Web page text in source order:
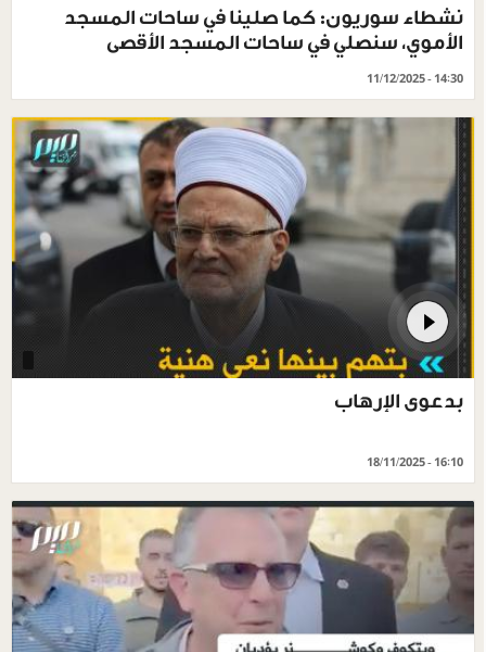
نشطاء سوريون: كما صلينا في ساحات المسجد
الأموي، سنصلي في ساحات المسجد الأقصى
11/12/2025 - 14:30
بدعوى الإرهاب
18/11/2025 - 16:10